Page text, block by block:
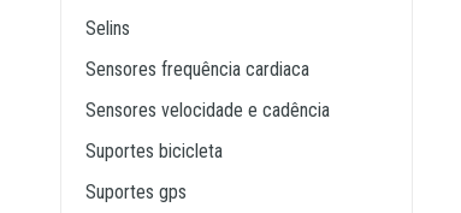
selins
sensores frequência cardiaca
sensores velocidade e cadência
suportes bicicleta
suportes gps